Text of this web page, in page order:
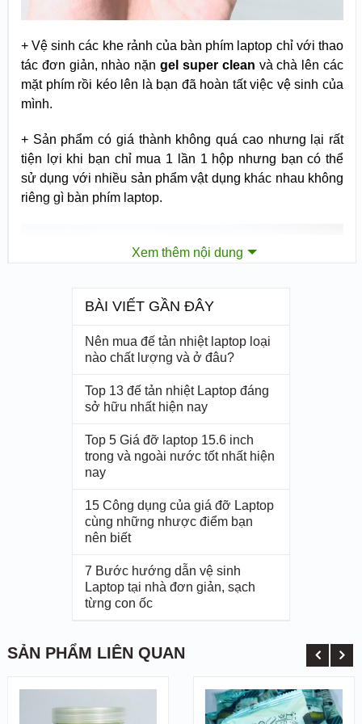
+ Vệ sinh các khe rảnh của bàn phím laptop chỉ với thao
tác đơn giản, nhào nặngel super clean và chà lên các
mặt phím rồi kéo lên là bạn đã hoàn tất việc vệ sinh của
mình.
+ Sản phẩm có giá thành không quá cao nhưng lại rất
tiện lợi khi bạn chỉ mua 1 lần 1 hộp nhưng bạn có thể
sử dụng với nhiều sản phẩm vật dụng khác nhau không
riêng gì bàn phím laptop.
+ Tuy nhiên có một vài lưu ý nhỏ đó là
làm sạch bụinày chỉ sử dụng hiệu quả với các đồ dụng
bám bụi lâu ngày bề mặt cứng và không dùng để vệ
Lấy gel super clean ra nhào nặn một lúc trước khi
Xem thêm nội dung
BÀI VIẾT GẦN ĐÂY
Nên mua đế tản nhiệt laptop loại
nào chất lượng và ở đâu?
Top 13 đế tản nhiệt Laptop đáng
sở hữu nhất hiện nay
Top 5 Giá đỡ laptop 15.6 inch
trong và ngoài nước tốt nhất hiện
nay
15 Công dụng của giá đỡ Laptop
cùng những nhược điểm bạn
nên biết
7 Bước hướng dẫn vệ sinh
Laptop tại nhà đơn giản, sạch
từng con ốc
SẢN PHẨM LIÊN QUAN